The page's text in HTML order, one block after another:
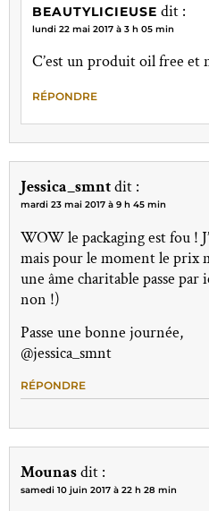
BEAUTYLICIEUSE dit :
lundi 22 mai 2017 à 3 h 05 min
C’est un produit oil free et
RÉPONDRE
Jessica_smntdit :
mardi 23 mai 2017 à 9 h 45 min
WOW le packaging est fou !
mais pour le moment le prix
une âme charitable passe par
non !)
Passe une bonne journée,
@jessica_smnt
RÉPONDRE
Mounasdit :
samedi 10 juin 2017 à 22 h 28 min